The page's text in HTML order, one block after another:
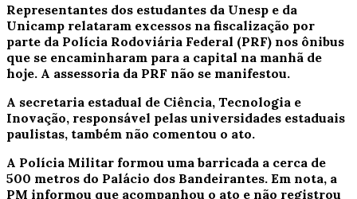
Representantes dos estudantes da Unesp e da
Unicamp relataram excessos na fiscalização por
parte da Polícia Rodoviária Federal (PRF) nos ônibus
que se encaminharam para a capital na manhã de
hoje. A assessoria da PRF não se manifestou.
A secretaria estadual de Ciência, Tecnologia e
Inovação, responsável pelas universidades estaduais
paulistas, também não comentou o ato.
A Polícia Militar formou uma barricada a cerca de
500 metros do Palácio dos Bandeirantes. Em nota, a
PM informou que acompanhou o ato e não registrou